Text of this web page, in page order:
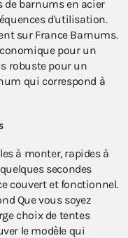
de barnums en acier
d'utilisation.
sur France Barnums.
pour un
robuste pour un
qui correspond à
à monter, rapides à
secondes
couvert et fonctionnel.
Que vous soyez
choix de tentes
le modèle qui